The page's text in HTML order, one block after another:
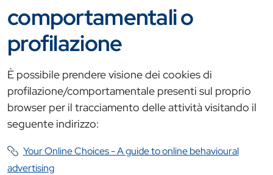
comportamentali o
profilazione
È possibile prendere visione dei cookies di
profilazione/comportamentale presenti sul proprio
browser per il tracciamento delle attività visitando il
seguente indirizzo:
Your Online Choices - A guide to online behavioural
advertising